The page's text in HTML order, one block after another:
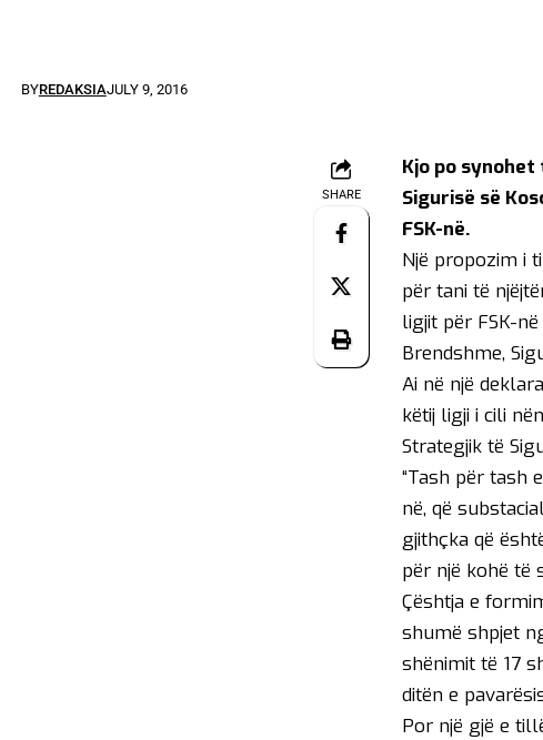
BYREDAKSIAJULY 9, 2016
SHARE
Kjo po
Sigurisë së
FSK-në.
Një propozim i
për tani të
ligjit për FSK-
Brendshme,
Ai në një
këtij ligji i cili
Strategjik të
“Tash për tash
në, që
gjithçka që
për një kohë të
Çështja e
shumë shpjet
shënimit të 17
ditën e
Por një gjë e